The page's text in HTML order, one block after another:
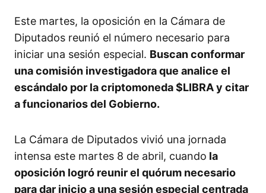
Este martes, la oposición en la Cámara de
Diputados reunió el número necesario para
iniciar una sesión especial. Buscan conformar
una comisión investigadora que analice el
escándalo por la criptomoneda $LIBRA y citar
a funcionarios del Gobierno.
La Cámara de Diputados vivió una jornada
intensa este martes 8 de abril, cuando la
oposición logró reunir el quórum necesario
para dar inicio a una sesión especial centrada